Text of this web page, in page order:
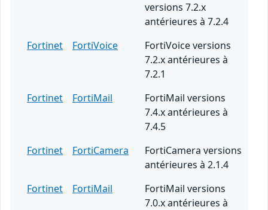
versions 7.2.x
antérieures à 7.2.4
Fortinet
FortiVoice
FortiVoice versions
7.2.x antérieures à
7.2.1
Fortinet
FortiMail
FortiMail versions
7.4.x antérieures à
7.4.5
Fortinet
FortiCamera
FortiCamera versions
antérieures à 2.1.4
Fortinet
FortiMail
FortiMail versions
7.0.x antérieures à